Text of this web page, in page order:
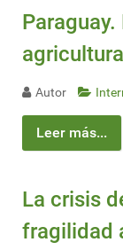
Autor
Leer más...
La crisis
fragilidad